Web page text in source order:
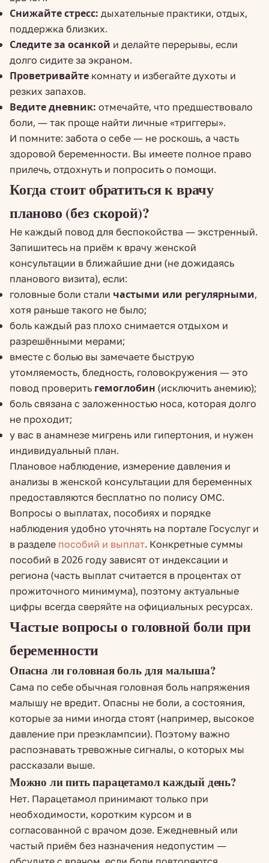
Снижайте стресс: дыхательные практики, отдых,
поддержка близких.
Следите за осанкой и делайте перерывы, если
долго сидите за экраном.
Проветривайте комнату и избегайте духоты и
резких запахов.
Ведите дневник: отмечайте, что предшествовало
боли, — так проще найти личные «триггеры».
И помните: забота о себе — не роскошь, а часть
здоровой беременности. Вы имеете полное право
прилечь, отдохнуть и попросить о помощи.
Когда стоит обратиться к врачу
планово (без скорой)?
Не каждый повод для беспокойства — экстренный.
Запишитесь на приём к врачу женской
консультации в ближайшие дни (не дожидаясь
планового визита), если:
головные боли стали частыми или регулярными,
хотя раньше такого не было;
боль каждый раз плохо снимается отдыхом и
разрешёнными мерами;
вместе с болью вы замечаете быструю
утомляемость, бледность, головокружения — это
повод проверить гемоглобин (исключить анемию);
боль связана с заложенностью носа, которая долго
не проходит;
у вас в анамнезе мигрень или гипертония, и нужен
индивидуальный план.
Плановое наблюдение, измерение давления и
анализы в женской консультации для беременных
предоставляются бесплатно по полису ОМС.
Вопросы о выплатах, пособиях и порядке
наблюдения удобно уточнять на портале Госуслуг и
в разделе пособий и выплат. Конкретные суммы
пособий в 2026 году зависят от индексации и
региона (часть выплат считается в процентах от
прожиточного минимума), поэтому актуальные
цифры всегда сверяйте на официальных ресурсах.
Частые вопросы о головной боли при
беременности
Опасна ли головная боль для малыша?
Сама по себе обычная головная боль напряжения
малышу не вредит. Опасны не боли, а состояния,
которые за ними иногда стоят (например, высокое
давление при преэклампсии). Поэтому важно
распознавать тревожные сигналы, о которых мы
рассказали выше.
Можно ли пить парацетамол каждый день?
Нет. Парацетамол принимают только при
необходимости, коротким курсом и в
согласованной с врачом дозе. Ежедневный или
частый приём без назначения недопустим —